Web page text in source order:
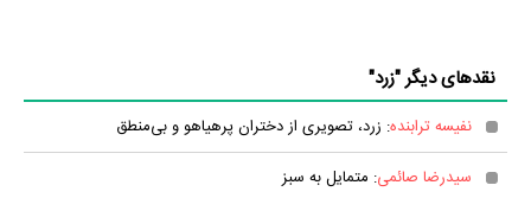
نقدهای دیگر "زرد"
نفیسه ترابنده: زرد، تصویری از دختران پرهیاهو و بی‌منطق
سیدرضا صائمی: متمایل به سبز